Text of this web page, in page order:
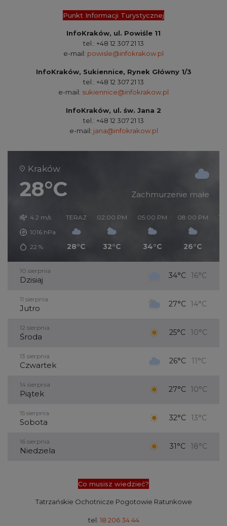
Punkt Informacji Turystycznej
InfoKraków, ul. Powiśle 11
tel.: +48 12 307 21 13
e-mail: powisle@infokrakow.pl
InfoKraków, Sukiennice, Rynek Główny 1/3
tel.: +48 12 307 21 13
e-mail: sukiennice@infokrakow.pl
InfoKraków, ul. św. Jana 2
tel.: +48 12 307 21 13
e-mail: jana@infokrakow.pl
Kraków
28°C Zachmurzenie małe
4.2 m/s
1016 hPa
22 %
TERAZ
28°C
02:00 PM
32°C
05:00 PM
34°C
08:00 PM
26°C
10 sierpnia
Dzisiaj 34°C 16°C
11 sierpnia
Jutro 27°C 14°C
12 sierpnia
Środa 25°C 10°C
13 sierpnia
Czwartek 26°C 11°C
14 sierpnia
Piątek 27°C 10°C
15 sierpnia
Sobota 32°C 13°C
16 sierpnia
Niedziela 31°C 18°C
Co musisz wiedzieć?
Tatrzańskie Ochotnicze Pogotowie Ratunkowe
tel. 18 206 34 44